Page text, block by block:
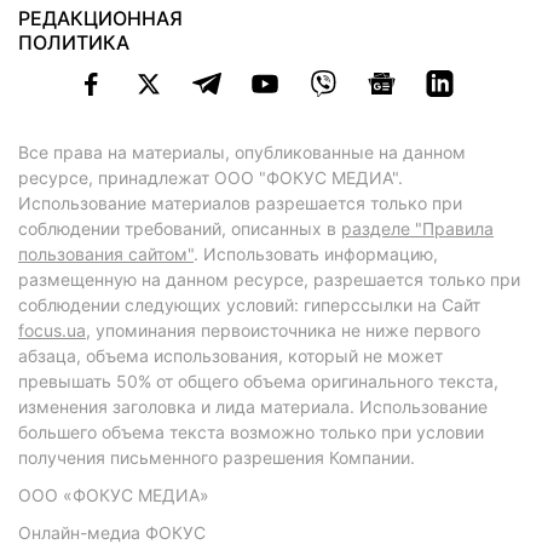
РЕДАКЦИОННАЯ
ПОЛИТИКА
Все права на материалы, опубликованные на данном
ресурсе, принадлежат ООО "ФОКУС МЕДИА".
Использование материалов разрешается только при
соблюдении требований, описанных в разделе "Правила
пользования сайтом". Использовать информацию,
размещенную на данном ресурсе, разрешается только при
соблюдении следующих условий: гиперссылки на Сайт
focus.ua, упоминания первоисточника не ниже первого
абзаца, объема использования, который не может
превышать 50% от общего объема оригинального текста,
изменения заголовка и лида материала. Использование
большего объема текста возможно только при условии
получения письменного разрешения Компании.
ООО «ФОКУС МЕДИА»
Онлайн-медиа ФОКУС